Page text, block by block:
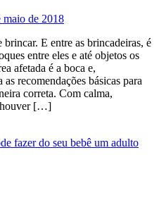
maio de 2018
brincar. E entre as brincadeiras, é
entre eles e até objetos os
afetada é a boca e,
recomendações básicas para
correta. Com calma,
houver […]